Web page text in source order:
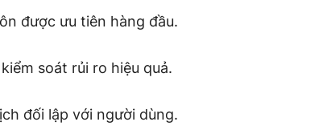
được ưu tiên hàng đầu.
soát rủi ro hiệu quả.
đối lập với người dùng.